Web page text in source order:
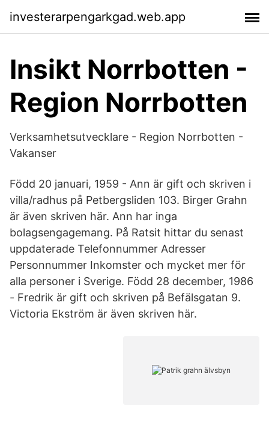
investerarpengarkgad.web.app
Insikt Norrbotten -
Region Norrbotten
Verksamhetsutvecklare - Region Norrbotten -
Vakanser
Född 20 januari, 1959 - Ann är gift och skriven i
villa/radhus på Petbergsliden 103. Birger Grahn
är även skriven här. Ann har inga
bolagsengagemang. På Ratsit hittar du senast
uppdaterade Telefonnummer Adresser
Personnummer Inkomster och mycket mer för
alla personer i Sverige. Född 28 december, 1986
- Fredrik är gift och skriven på Befälsgatan 9.
Victoria Ekström är även skriven här.